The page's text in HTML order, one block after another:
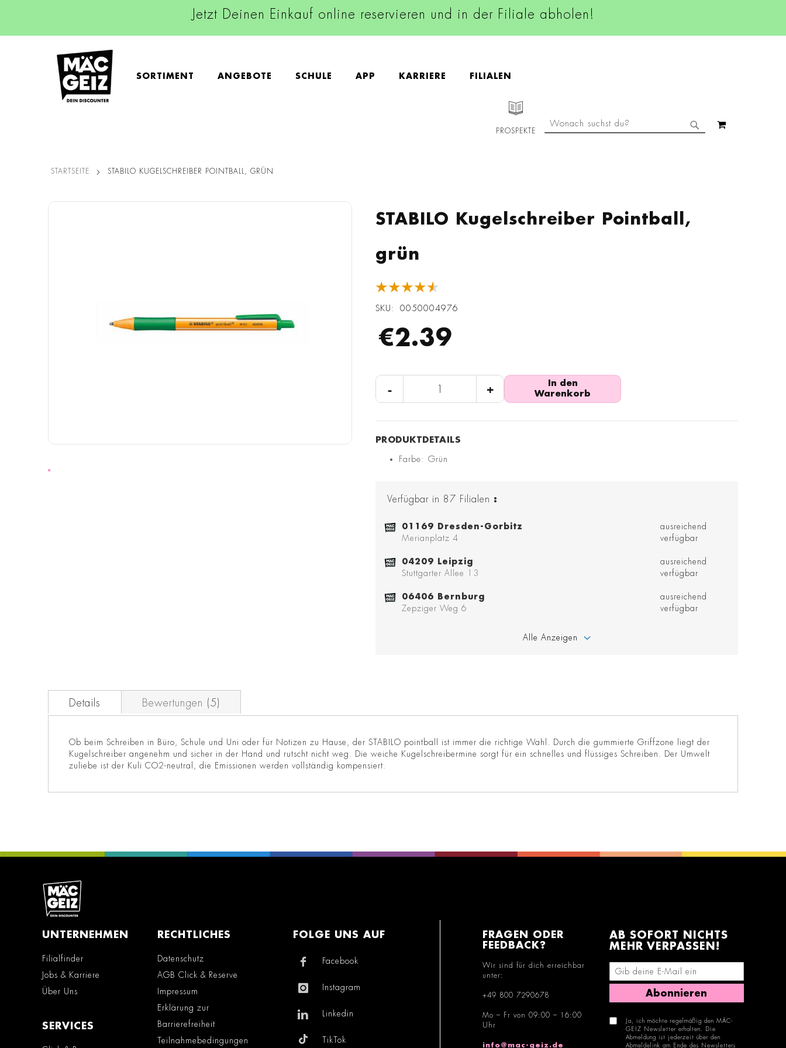
Jetzt Deinen Einkauf online reservieren und in der Filiale abholen!
SORTIMENT ANGEBOTE SCHULE APP KARRIERE FILIALEN
PROSPEKTE
SUCHE
STARTSEITE STABILO KUGELSCHREIBER POINTBALL, GRÜN
STABILO Kugelschreiber Pointball,
grün
★★★★★
SKU 0050004976
€2.39
- +
In den
Warenkorb
Farbe: Grün
Verfügbar in 87 Filialen :
01169 Dresden-Gorbitz
Merianplatz 4
ausreichend
verfügbar
04209 Leipzig
Stuttgarter Allee 13
ausreichend
verfügbar
06406 Bernburg
Zepziger Weg 6
ausreichend
verfügbar
Alle Anzeigen
Zum
Details
Ob beim Schreiben in Büro, Schule und Uni oder für Notizen zu Hause, der STABILO pointball ist immer die richtige Wahl. Durch die gummierte Griffzone liegt der
Kugelschreiber angenehm und sicher in der Hand und rutscht nicht weg. Die weiche Kugelschreibermine sorgt für ein schnelles und flüssiges Schreiben. Der Umwelt
zuliebe ist der Kuli CO2-neutral, die Emissionen werden vollständig kompensiert.
Bewertungen 5
UNTERNEHMEN
Filialfinder
Jobs & Karriere
Über Uns
SERVICES
RECHTLICHES
Datenschutz
AGB Click & Reserve
Impressum
Erklärung zur
Barrierefreiheit
Teilnahmebedingungen
FOLGE UNS AUF
Facebook
Instagram
Linkedin
TikTok
FRAGEN ODER
FEEDBACK?
Wir sind für dich erreichbar
unter:
+49 800 7290678
Mo – Fr von 09:00 – 16:00
Uhr
info@mac-geiz.de
AB SOFORT NICHTS
MEHR VERPASSEN!
E-Mail-Adresse eingeben
Abonnieren
Ja, ich möchte regelmäßig den MÄC-
GEIZ Newsletter erhalten. Die
Abmeldung ist jederzeit über den
Abmeldelink am Ende des Newsletters